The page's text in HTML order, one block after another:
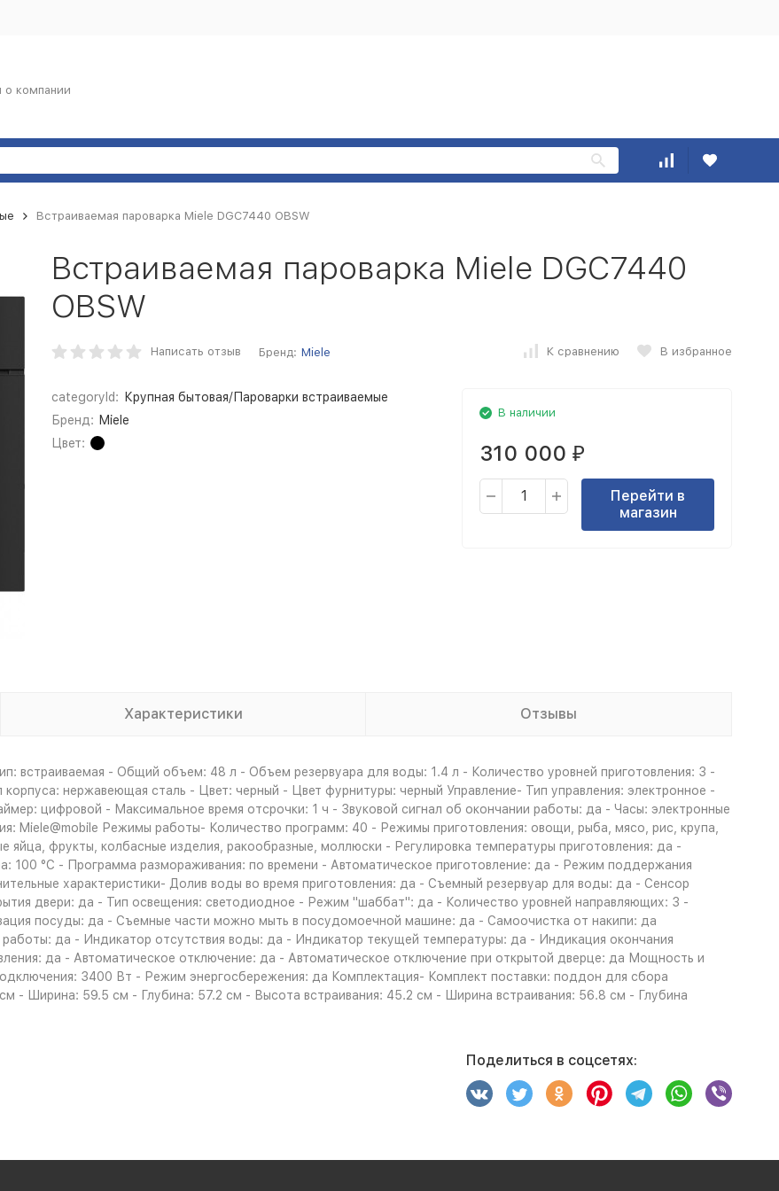
о компании
Встраиваемая пароварка Miele DGC7440 OBSW
Встраиваемая пароварка Miele DGC7440
OBSW
Написать отзыв Бренд: Miele К сравнению В избранное
categoryId:
Крупная бытовая/Пароварки встраиваемые
Бренд: Miele
Цвет:
В наличии
310 000 ₽
Перейти в
магазин
Характеристики Отзывы
встраиваемая - Общий объем: 48 л - Объем резервуара для воды: 1.4 л - Количество уровней приготовления: 3 -
нержавеющая сталь - Цвет: черный - Цвет фурнитуры: черный Управление- Тип управления: электронное -
цифровой - Максимальное время отсрочки: 1 ч - Звуковой сигнал об окончании работы: да - Часы: электронные
Режимы работы- Количество программ: 40 - Режимы приготовления: овощи, рыба, мясо, рис, крупа,
яйца, фрукты, колбасные изделия, ракообразные, моллюски - Регулировка температуры приготовления: да -
100 °C - Программа размораживания: по времени - Автоматическое приготовление: да - Режим поддержания
характеристики- Долив воды во время приготовления: да - Съемный резервуар для воды: да - Сенсор
двери: да - Тип освещения: светодиодное - Режим "шаббат": да - Количество уровней направляющих: 3 -
посуды: да - Съемные части можно мыть в посудомоечной машине: да - Самоочистка от накипи: да
да - Индикатор отсутствия воды: да - Индикатор текущей температуры: да - Индикация окончания
да - Автоматическое отключение: да - Автоматическое отключение при открытой дверце: да Мощность и
3400 Вт - Режим энергосбережения: да Комплектация- Комплект поставки: поддон для сбора
- Ширина: 59.5 см - Глубина: 57.2 см - Высота встраивания: 45.2 см - Ширина встраивания: 56.8 см - Глубина
Поделиться в соцсетях: